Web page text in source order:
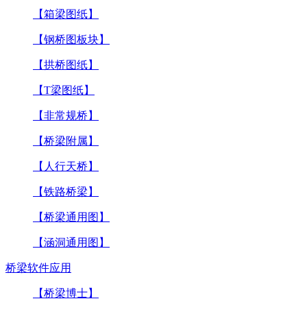
【箱梁图纸】
【钢桥图板块】
【拱桥图纸】
【T梁图纸】
【非常规桥】
【桥梁附属】
【人行天桥】
【铁路桥梁】
【桥梁通用图】
【涵洞通用图】
桥梁软件应用
【桥梁博士】